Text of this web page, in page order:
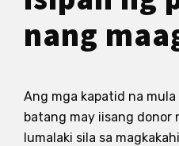
nang
Ang mga kapatid na
batang may iisang donor
lumalaki sila sa